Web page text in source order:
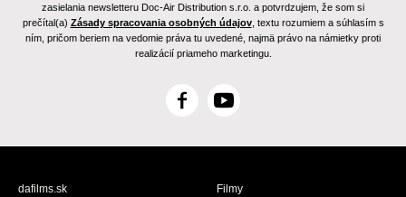
zasielania newsletteru Doc-Air Distribution s.r.o. a potvrdzujem, že som si
prečítal(a) Zásady spracovania osobných údajov, textu rozumiem a súhlasím s
ním, pričom beriem na vedomie práva tu uvedené, najmä právo na námietky proti
realizácií priameho marketingu.
F
c
Y
u
dafilms.sk
Filmy